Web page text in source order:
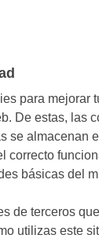
para mejorar
De estas, las
se almacenan
correcto
básicas del
de terceros
utilizas este